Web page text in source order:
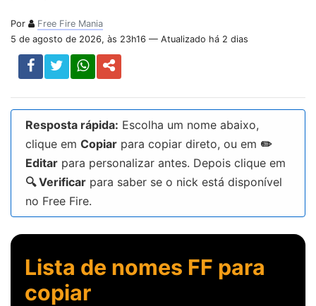
Por
Free Fire Mania
5 de agosto de 2026, às 23h16 — Atualizado há 2 dias
Resposta rápida: Escolha um nome abaixo,
clique em Copiar para copiar direto, ou em ✏️
Editar para personalizar antes. Depois clique em
🔍 Verificar para saber se o nick está disponível
no Free Fire.
Lista de nomes FF para
copiar